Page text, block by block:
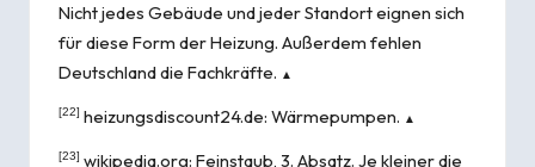
Nicht jedes Gebäude und jeder Standort eignen sich
für diese Form der Heizung. Außerdem fehlen
Deutschland die Fachkräfte. ▲
[22] heizungsdiscount24.de: Wärmepumpen. ▲
[23] wikipedia.org: Feinstaub, 3. Absatz. Je kleiner die